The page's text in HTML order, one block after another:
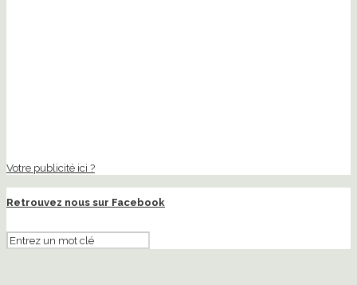
Votre publicité ici ?
Retrouvez nous sur Facebook